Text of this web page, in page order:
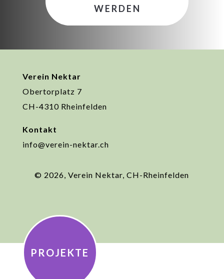
WERDEN
Verein Nektar
Obertorplatz 7
CH-4310 Rheinfelden
Kontakt
info@verein-nektar.ch
© 2026, Verein Nektar, CH-Rheinfelden
PROJEKTE